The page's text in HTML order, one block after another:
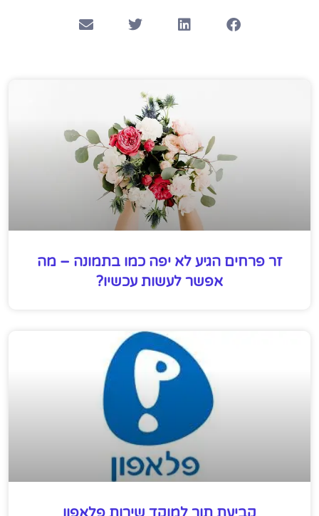
זר פרחים הגיע לא יפה כמו בתמונה – מה
אפשר לעשות עכשיו?